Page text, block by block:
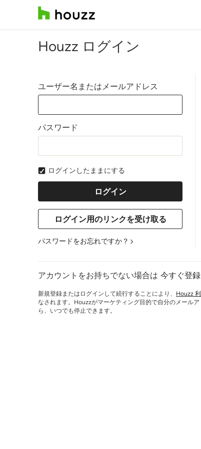
Houzz ログイン
ユーザー名またはメールアドレス
パスワード
ログインしたままにする
パスワードをお忘れですか？
アカウントをお持ちでない場合は 今すぐ登
新規登録またはログインして続行することにより、 Houzz
なされます。Houzzがマーケティング目的で自分のメール
ら、いつでも停止できます。